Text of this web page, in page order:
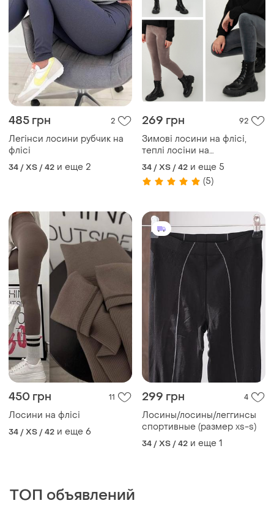
485 грн 2
Легінси лосини рубчик на
флісі
34 / XS / 42 и еще 2
269 грн 92
Зимові лосини на флісі,
теплі лосіни на
флісі,утеплені велюрові
легінси на флісі
34 / XS / 42 и еще 5
(5)
450 грн 11
Лосини на флісі
34 / XS / 42 и еще 6
299 грн 4
Лосины/лосины/леггинсы
спортивные (размер xs-s)
34 / XS / 42 и еще 1
ТОП объявлений